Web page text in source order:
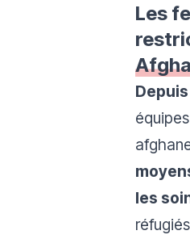
Les
les